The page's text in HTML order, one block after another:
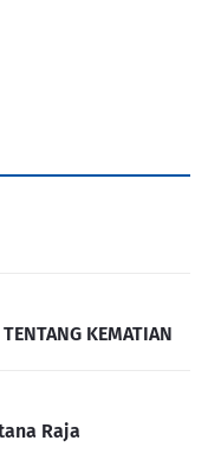
KEMATIAN
Raja